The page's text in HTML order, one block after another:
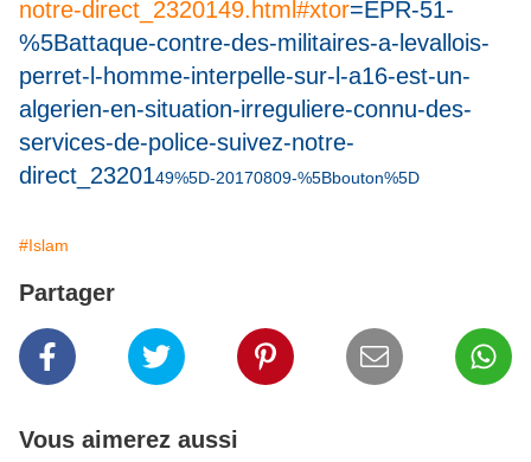
notre-direct_2320149.html#xtor=EPR-51-
%5Battaque-contre-des-militaires-a-levallois-
perret-l-homme-interpelle-sur-l-a16-est-un-
algerien-en-situation-irreguliere-connu-des-
services-de-police-suivez-notre-
direct_2320149%5D-20170809-%5Bbouton%5D
#Islam
Partager
Vous aimerez aussi